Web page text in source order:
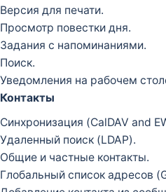
Версия для печати.
Просмотр повестки дня.
Задания с напоминаниями.
Поиск.
Уведомления на рабочем
Контакты
Синхронизация (CalDAV and
Удаленный поиск (LDAP).
Общие и частные контакты.
Глобальный список адресов